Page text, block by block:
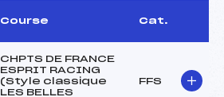
Course Cat.
CHPTS DE FRANCE
ESPRIT RACING
(Style classique
LES BELLES
FFS